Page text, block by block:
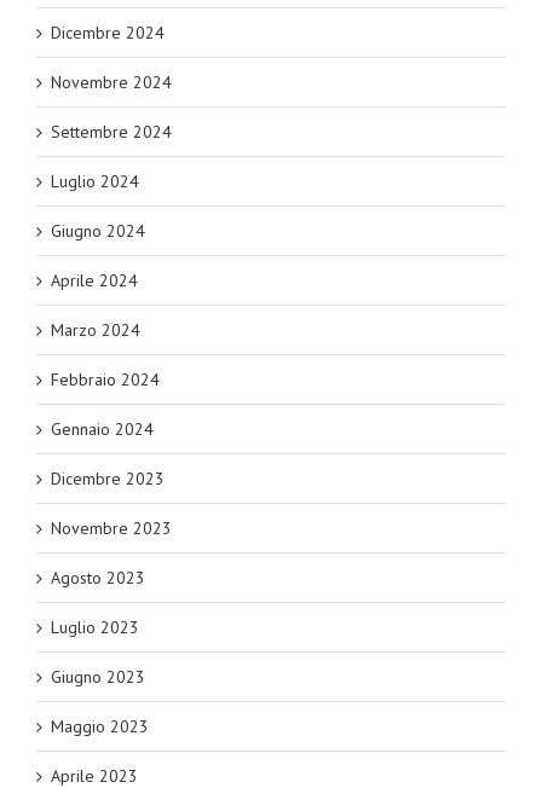
Dicembre 2024
Novembre 2024
Settembre 2024
Luglio 2024
Giugno 2024
Aprile 2024
Marzo 2024
Febbraio 2024
Gennaio 2024
Dicembre 2023
Novembre 2023
Agosto 2023
Luglio 2023
Giugno 2023
Maggio 2023
Aprile 2023